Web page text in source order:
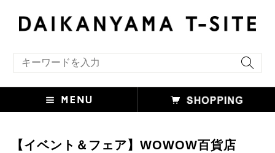
【イベント＆フェア】WOWOW百貨店